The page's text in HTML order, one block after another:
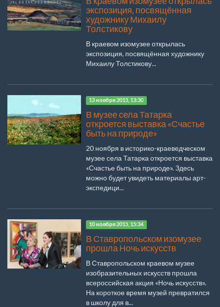
экспозиция, посвящённая
художнику Михаилу
Толстикову
В краевом изомузее открылась
экспозиция, посвящённая художнику
Михаилу Толстикову...
13 ноября 2015, 13:30
В музее села Татарка
откроется выставка «Счастье
быть на природе»
20 ноября в историко-краеведческом
музее села Татарка откроется выставка
«Счастье быть на природе». Здесь
можно будет увидеть материалы арт-
экспедици...
10 ноября 2015, 15:34
В Ставропольском изомузее
прошла Ночь искусств
В Ставропольском краевом музее
изобразительных искусств прошла
всероссийская акция «Ночь искусств».
На короткое время музей превратился
в школу для в...